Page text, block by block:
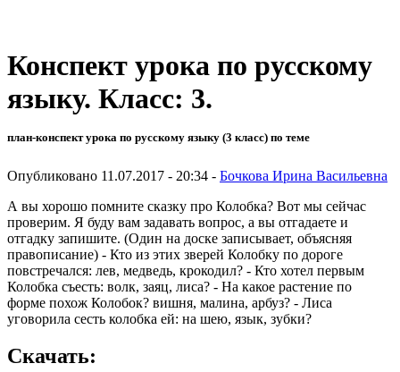
Конспект урока по русскому
языку. Класс: 3.
план-конспект урока по русскому языку (3 класс) по теме
Опубликовано 11.07.2017 - 20:34 - Бочкова Ирина Васильевна
А вы хорошо помните сказку про Колобка? Вот мы сейчас
проверим. Я буду вам задавать вопрос, а вы отгадаете и
отгадку запишите. (Один на доске записывает, объясняя
правописание) - Кто из этих зверей Колобку по дороге
повстречался: лев, медведь, крокодил? - Кто хотел первым
Колобка съесть: волк, заяц, лиса? - На какое растение по
форме похож Колобок? вишня, малина, арбуз? - Лиса
уговорила сесть колобка ей: на шею, язык, зубки?
Скачать: